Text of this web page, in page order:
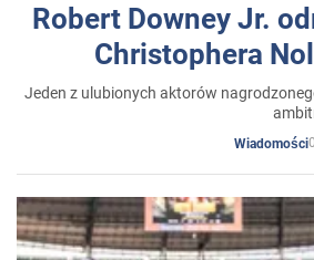
Robert Downey Jr.
Christophera
Jeden z ulubionych aktorów
Wiadomości